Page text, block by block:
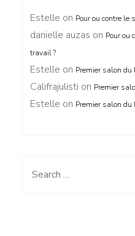
Estelle on Pour ou contre le
danielle auzas on Pour ou
travail ?
Estelle on Premier salon du
Califrajulisti on Premier
Estelle on Premier salon du
Search